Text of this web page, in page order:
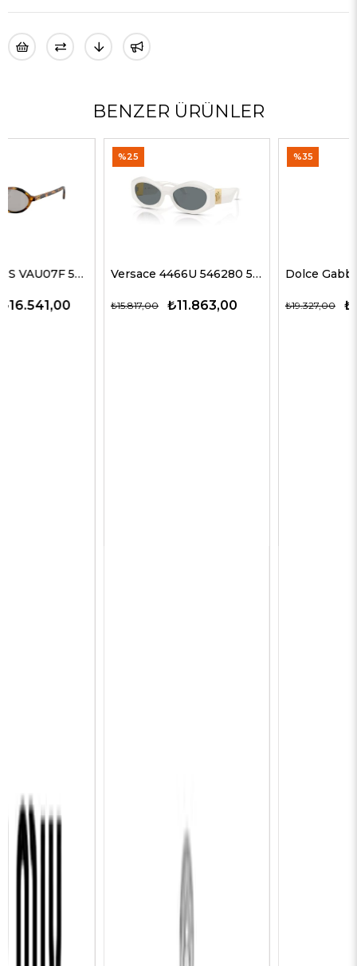
BENZER ÜRÜNLER
Versace 4466U 546280 54 G Kadın Güneş Gözlükleri
₺11.863,00
₺15.817,00
Dolce Gabbana 4469 501/87 59 G Kadın Güneş Gözlükleri
₺12.563,00
₺19.327,00